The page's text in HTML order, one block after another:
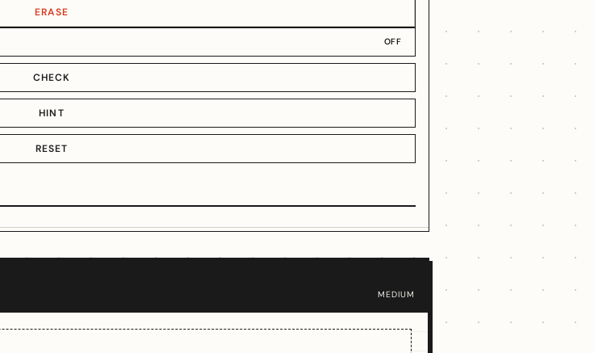
ERASE
OFF
CHECK
HINT
RESET
MEDIUM